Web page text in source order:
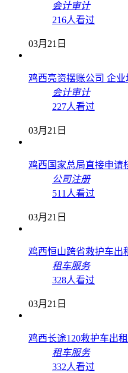
会计审计
216人看过
03月21日
鸡西亮资摆账公司 企
会计审计
227人看过
03月21日
鸡西国家总局直接申请
公司注册
511人看过
03月21日
鸡西恒山跨省救护车出
租车服务
328人看过
03月21日
鸡西长途120救护车出
租车服务
332人看过